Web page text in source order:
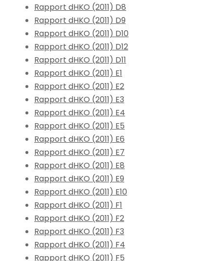
Rapport dHKO (2011) D8
Rapport dHKO (2011) D9
Rapport dHKO (2011) D10
Rapport dHKO (2011) D12
Rapport dHKO (2011) D11
Rapport dHKO (2011) E1
Rapport dHKO (2011) E2
Rapport dHKO (2011) E3
Rapport dHKO (2011) E4
Rapport dHKO (2011) E5
Rapport dHKO (2011) E6
Rapport dHKO (2011) E7
Rapport dHKO (2011) E8
Rapport dHKO (2011) E9
Rapport dHKO (2011) E10
Rapport dHKO (2011) F1
Rapport dHKO (2011) F2
Rapport dHKO (2011) F3
Rapport dHKO (2011) F4
Rapport dHKO (2011) F5